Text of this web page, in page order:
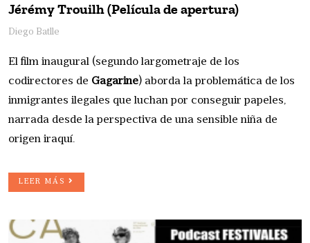
Jérémy Trouilh (Película de apertura)
Diego Batlle
El film inaugural (segundo largometraje de los
codirectores de Gagarine) aborda la problemática de los
inmigrantes ilegales que luchan por conseguir papeles,
narrada desde la perspectiva de una sensible niña de
origen iraquí.
LEER MÁS